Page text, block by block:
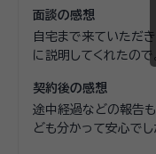
面談の感想
自宅まで来ていただき
に説明してくれたので
契約後の感想
途中経過などの報告
ども分かって安心でし